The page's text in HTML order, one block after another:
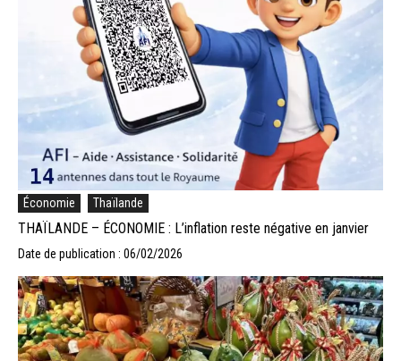
Économie Thaïlande
THAÏLANDE – ÉCONOMIE : L’inflation reste négative en janvier
Date de publication : 06/02/2026